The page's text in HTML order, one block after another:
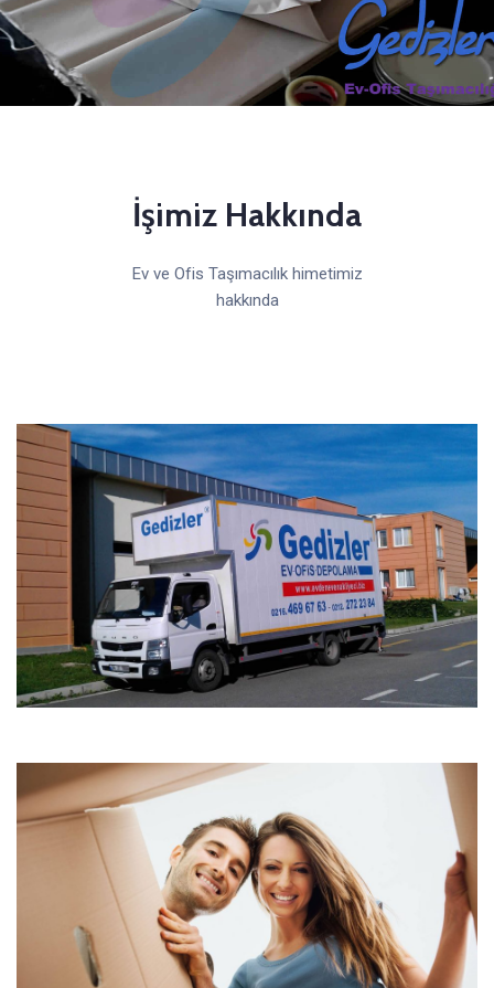
İşimiz Hakkında
Ev ve Ofis Taşımacılık himetimiz
hakkında
Evden Eve Nakliyat
İstanbul Evden Eve Nakliyat
evden eve nakliyat ve ofis
taşımacılık hizmetlerini İstanbul de ve tüm semtlerinde
yıllardır yapmaktadır.
Ambalajlama
Ambalajlamada iyi bir ambalajlama yapmak kadar
ambalajlama malzemesi de önemlidir. Kaliteli ve eşyayı
koruyucu kalın bir ambalajlama önemlidir..